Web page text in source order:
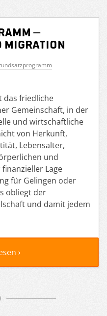
–
Migration
das friedliche
Gemeinschaft, in der
und wirtschaftliche
von Herkunft,
Lebensalter,
und
Lage
für Gelingen oder
obliegt der
und damit jedem
›